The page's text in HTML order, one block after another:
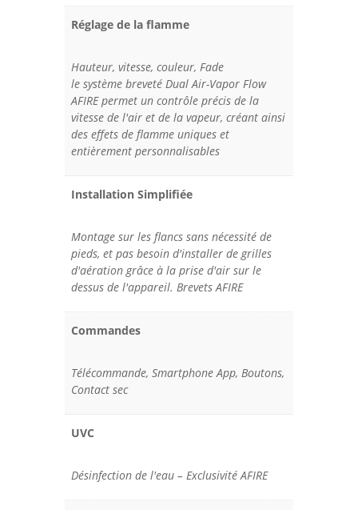
Réglage de la flamme
Hauteur, vitesse, couleur, Fade
le système breveté Dual Air-Vapor Flow
AFIRE permet un contrôle précis de la
vitesse de l'air et de la vapeur, créant ainsi
des effets de flamme uniques et
entièrement personnalisables
Installation Simplifiée
Montage sur les flancs sans nécessité de
pieds, et pas besoin d'installer de grilles
d'aération grâce à la prise d'air sur le
dessus de l'appareil. Brevets AFIRE
Commandes
Télécommande, Smartphone App, Boutons,
Contact sec
UVC
Désinfection de l'eau – Exclusivité AFIRE